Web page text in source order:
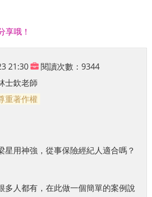
享哦！
21:30
閱讀次數：9344
士欽老師
重著作權
星用神強，從事保險經紀人適合嗎？
多人都有，在此做一個簡單的案例說